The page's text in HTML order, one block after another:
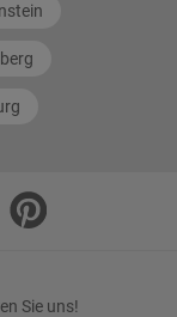
Sie uns!